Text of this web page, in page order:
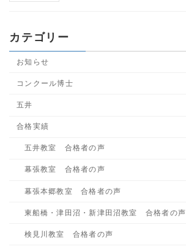
カテゴリー
お知らせ
コンクール博士
五井
合格実績
五井教室 合格者の声
幕張教室 合格者の声
幕張本郷教室 合格者の声
東船橋・津田沼・新津田沼教室 合格者の声
検見川教室 合格者の声